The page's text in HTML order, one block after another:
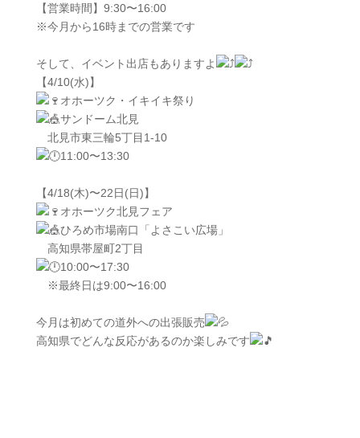
【営業時間】9:30〜16:00
※今月から16時までの営業です
そして、イベント出店もありますよ
【4/10(水)】
オホーツク・イキイキ祭り
サンドーム北見
北見市東三輪5丁目1-10
11:00〜13:30
【4/18(木)〜22日(日)】
オホーツク北見フェア
ひろめ市場南口「よさこい広場」
高知県帯屋町2丁目
10:00〜17:30
※最終日は9:00〜16:00
今月は初めての道外への出張販売
高知県でどんな反応があるのか楽しみです